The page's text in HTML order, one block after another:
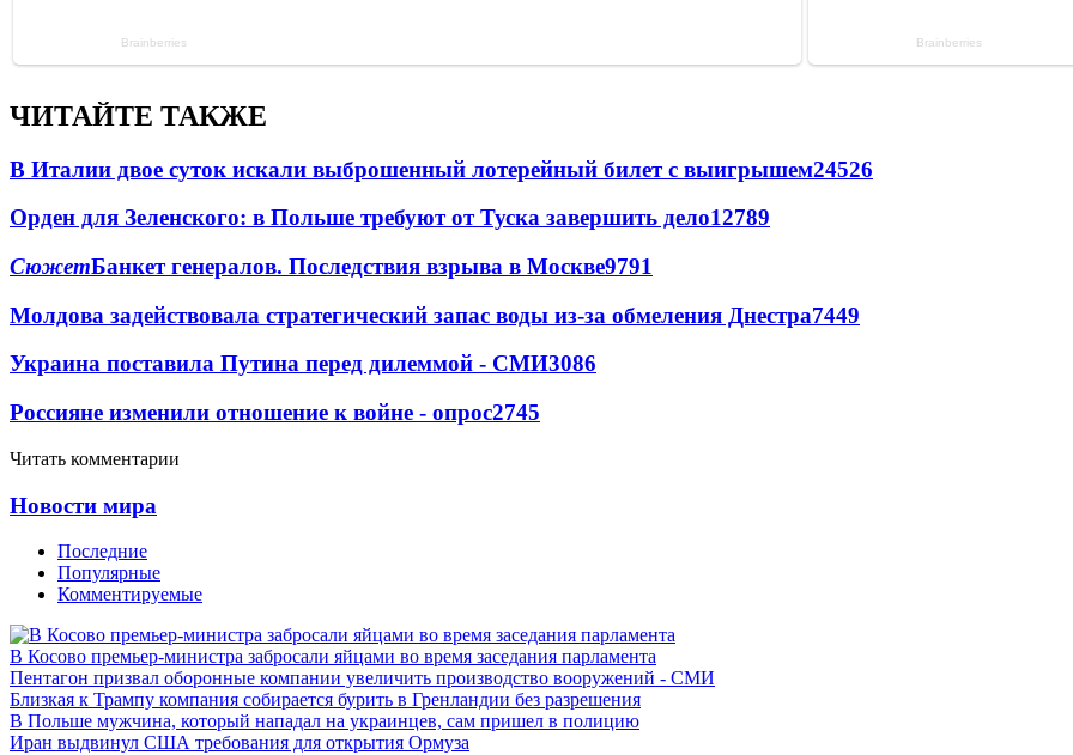
ЧИТАЙТЕ ТАКЖЕ
В Италии двое суток искали выброшенный лотерейный билет с выигрышем24526
Орден для Зеленского: в Польше требуют от Туска завершить дело12789
СюжетБанкет генералов. Последствия взрыва в Москве9791
Молдова задействовала стратегический запас воды из-за обмеления Днестра7449
Украина поставила Путина перед дилеммой - СМИ3086
Россияне изменили отношение к войне - опрос2745
Читать комментарии
Новости мира
Последние
Популярные
Комментируемые
В Косово премьер-министра забросали яйцами во время заседания парламента
Пентагон призвал оборонные компании увеличить производство вооружений - СМИ
Близкая к Трампу компания собирается бурить в Гренландии без разрешения
В Польше мужчина, который нападал на украинцев, сам пришел в полицию
Иран выдвинул США требования для открытия Ормуза